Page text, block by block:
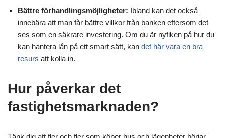
Bättre förhandlingsmöjligheter: Ibland kan det också
innebära att man får bättre villkor från banken eftersom det
ses som en säkrare investering. Om du är nyfiken på hur du
kan hantera lån på ett smart sätt, kan det här vara en bra
resurs att kolla in.
Hur påverkar det
fastighetsmarknaden?